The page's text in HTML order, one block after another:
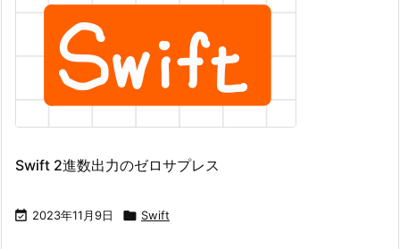
Swift 2進数出力のゼロサプレス
 2023年11月9日  Swift